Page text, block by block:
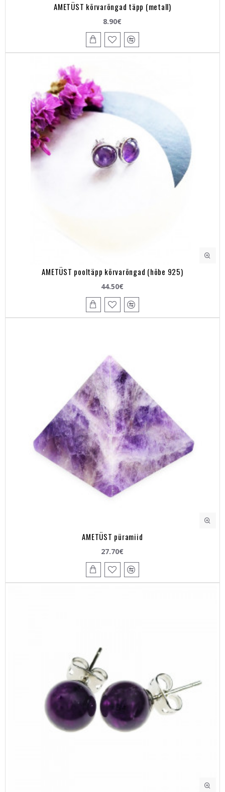
AMETÜST kõrvarõngad täpp (metall)
8.90€
AMETÜST pooltäpp kõrvarõngad (hõbe 925)
44.50€
AMETÜST püramiid
27.70€